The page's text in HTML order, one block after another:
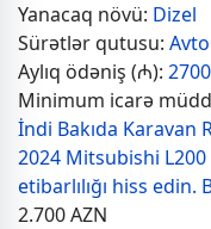
Yanacaq növü: Dizel
Sürətlər qutusu:
Aylıq ödəniş (₼): 2700
Minimum icarə
İndi Bakıda Karavan
2024 Mitsubishi L200
etibarlılığı hiss edin.
2.700AZN